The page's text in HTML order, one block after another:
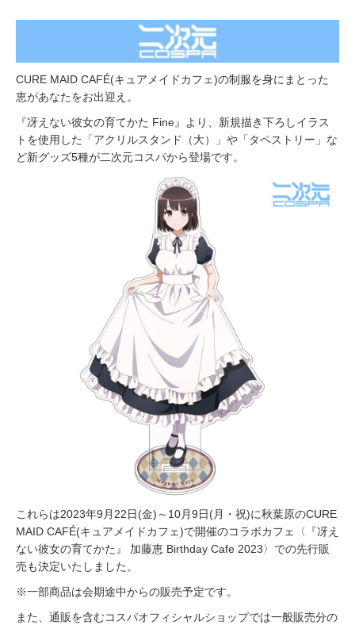
CURE MAID CAFÉ(キュアメイドカフェ)の制服を身にまとった
恵があなたをお出迎え。
『冴えない彼女の育てかた Fine』より、新規描き下ろしイラス
トを使用した「アクリルスタンド（大）」や「タペストリー」な
ど新グッズ5種が二次元コスパから登場です。
これらは2023年9月22日(金)～10月9日(月・祝)に秋葉原のCURE
MAID CAFÉ(キュアメイドカフェ)で開催のコラボカフェ〈『冴え
ない彼女の育てかた』 加藤恵 Birthday Cafe 2023〉での先行販
売も決定いたしました。
※一部商品は会期途中からの販売予定です。
また、通販を含むコスパオフィシャルショップでは一般販売分の